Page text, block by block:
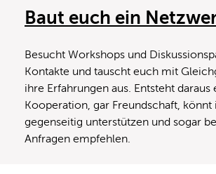
Baut euch ein
Besucht Workshops und
Kontakte und tauscht euch mit
ihre Erfahrungen aus. Entsteht daraus
Kooperation, gar Freundschaft, könnt
gegenseitig unterstützen und sogar
Anfragen empfehlen.